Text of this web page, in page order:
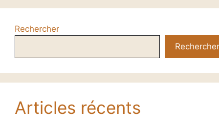
Rechercher
Rechercher
Articles récents